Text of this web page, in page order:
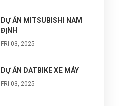
DỰ ÁN MITSUBISHI NAM
ĐỊNH
FRI 03, 2025
DỰ ÁN DATBIKE XE MÁY
FRI 03, 2025